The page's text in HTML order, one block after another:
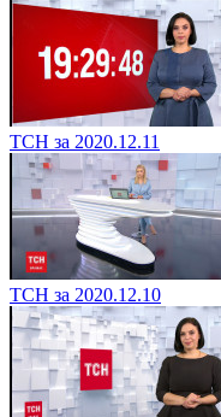
ТСН за 2020.12.11
ТСН за 2020.12.10